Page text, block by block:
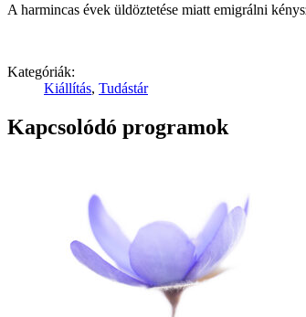
A harmincas évek üldöztetése miatt emigrálni
Kategóriák:
Kiállítás, Tudástár
Kapcsolódó programok